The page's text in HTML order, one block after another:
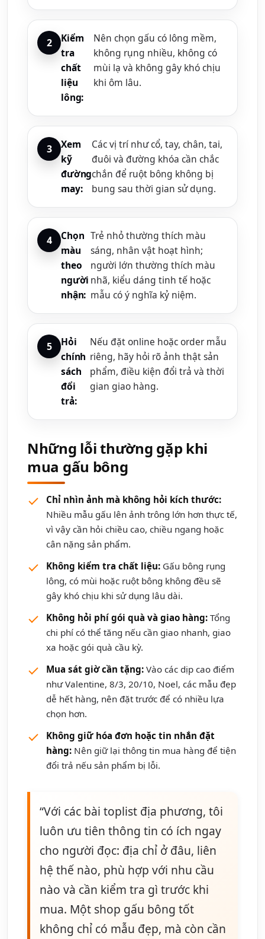
Kiểm
tra
chất
liệu
lông:
Nên chọn gấu có lông mềm,
không rụng nhiều, không có
mùi lạ và không gây khó chịu
khi ôm lâu.
Xem
kỹ
đường
may:
Các vị trí như cổ, tay, chân, tai,
đuôi và đường khóa cần chắc
chắn để ruột bông không bị
bung sau thời gian sử dụng.
Chọn
màu
theo
người
nhận:
Trẻ nhỏ thường thích màu
sáng, nhân vật hoạt hình;
người lớn thường thích màu
nhã, kiểu dáng tinh tế hoặc
mẫu có ý nghĩa kỷ niệm.
Hỏi
chính
sách
đổi
trả:
Nếu đặt online hoặc order mẫu
riêng, hãy hỏi rõ ảnh thật sản
phẩm, điều kiện đổi trả và thời
gian giao hàng.
Những lỗi thường gặp khi
mua gấu bông
Chỉ nhìn ảnh mà không hỏi kích thước:
Nhiều mẫu gấu lên ảnh trông lớn hơn thực tế,
vì vậy cần hỏi chiều cao, chiều ngang hoặc
cân nặng sản phẩm.
Không kiểm tra chất liệu: Gấu bông rụng
lông, có mùi hoặc ruột bông không đều sẽ
gây khó chịu khi sử dụng lâu dài.
Không hỏi phí gói quà và giao hàng: Tổng
chi phí có thể tăng nếu cần giao nhanh, giao
xa hoặc gói quà cầu kỳ.
Mua sát giờ cần tặng: Vào các dịp cao điểm
như Valentine, 8/3, 20/10, Noel, các mẫu đẹp
dễ hết hàng, nên đặt trước để có nhiều lựa
chọn hơn.
Không giữ hóa đơn hoặc tin nhắn đặt
hàng: Nên giữ lại thông tin mua hàng để tiện
đổi trả nếu sản phẩm bị lỗi.
“Với các bài toplist địa phương, tôi
luôn ưu tiên thông tin có ích ngay
cho người đọc: địa chỉ ở đâu, liên
hệ thế nào, phù hợp với nhu cầu
nào và cần kiểm tra gì trước khi
mua. Một shop gấu bông tốt
không chỉ có mẫu đẹp, mà còn cần